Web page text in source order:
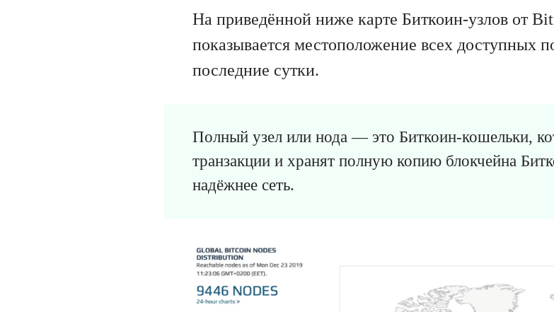
На приведённой ниже карте Биткоин-узлов от
показывается местоположение всех доступных
последние сутки.
Полный узел или нода — это Биткоин-кошельки,
транзакции и хранят полную копию блокчейна
надёжнее сеть.